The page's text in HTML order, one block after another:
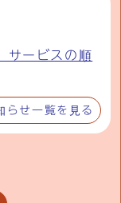
サービスの順
らせ一覧を見る